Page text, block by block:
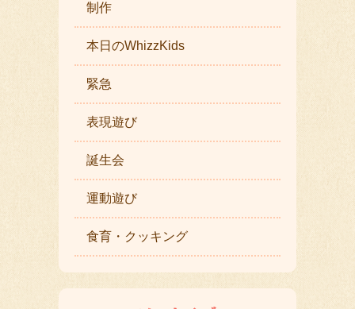
制作
本日のWhizzKids
緊急
表現遊び
誕生会
運動遊び
食育・クッキング